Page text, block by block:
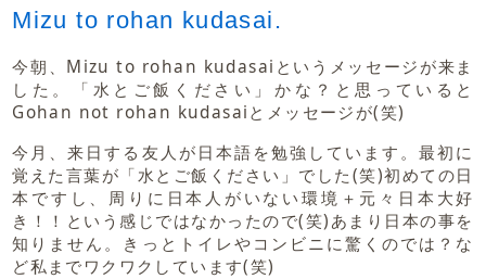
Mizu to rohan kudasai.
今朝、Mizu to rohan kudasaiというメッセージが来ま
した。「水とご飯ください」かな？と思っていると
Gohan not rohan kudasaiとメッセージが(笑)
今月、来日する友人が日本語を勉強しています。最初に
覚えた言葉が「水とご飯ください」でした(笑)初めての日
本ですし、周りに日本人がいない環境＋元々日本大好
き！！という感じではなかったので(笑)あまり日本の事を
知りません。きっとトイレやコンビニに驚くのでは？な
ど私までワクワクしています(笑)